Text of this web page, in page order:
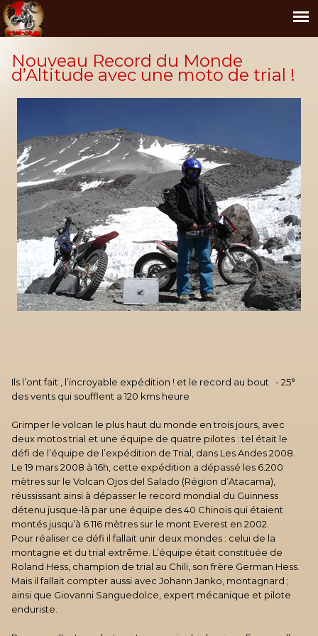
Nouveau Record du Monde
d’Altitude avec une moto de trial !
Ils l’ont fait , l’incroyable expédition ! et le record au bout - 25°
des vents qui soufflent a 120 kms heure
Grimper le volcan le plus haut du monde en trois jours, avec
deux motos trial et une équipe de quatre pilotes : tel était le
défi de l’équipe de l’expédition de Trial, dans Les Andes 2008.
Le 19 mars 2008 à 16h, cette expédition a dépassé les 6.200
mètres sur le Volcan Ojos del Salado (Région d’Atacama),
réussissant ainsi à dépasser le record mondial du Guinness
détenu jusque-là par une équipe des 40 Chinois qui étaient
montés jusqu’à 6.116 mètres sur le mont Everest en 2002.
Pour réaliser ce défi il fallait unir deux mondes : celui de la
montagne et du trial extrême. L’équipe était constituée de
Roland Hess, champion de trial au Chili, son frère German Hess.
Mais il fallait compter aussi avec Johann Janko, montagnard ;
ainsi que Giovanni Sanguedolce, expert mécanique et pilote
enduriste.